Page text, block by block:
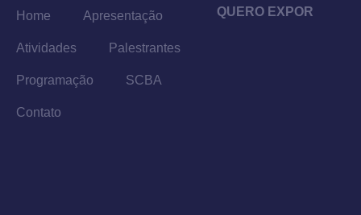
Home Apresentação
Atividades Palestrantes
Programação SCBA
Contato
QUERO EXPOR